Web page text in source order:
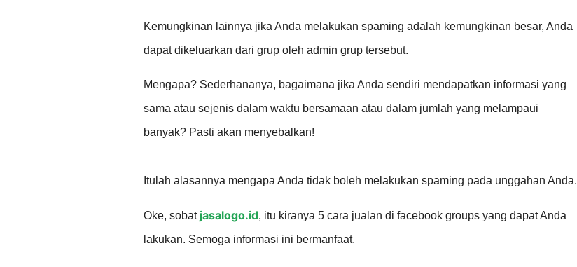
Kemungkinan lainnya jika Anda melakukan spaming adalah kemungkinan besar, Anda
dapat dikeluarkan dari grup oleh admin grup tersebut.
Mengapa? Sederhananya, bagaimana jika Anda sendiri mendapatkan informasi yang
sama atau sejenis dalam waktu bersamaan atau dalam jumlah yang melampaui
banyak? Pasti akan menyebalkan!
Itulah alasannya mengapa Anda tidak boleh melakukan spaming pada unggahan Anda.
Oke, sobat jasalogo.id, itu kiranya 5 cara jualan di facebook groups yang dapat Anda
lakukan. Semoga informasi ini bermanfaat.